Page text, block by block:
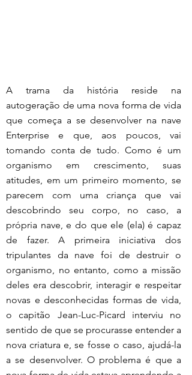
A trama da história reside na
autogeração de uma nova forma de vida
que começa a se desenvolver na nave
Enterprise e que, aos poucos, vai
tomando conta de tudo. Como é um
organismo em crescimento, suas
atitudes, em um primeiro momento, se
parecem com uma criança que vai
descobrindo seu corpo, no caso, a
própria nave, e do que ele (ela) é capaz
de fazer. A primeira iniciativa dos
tripulantes da nave foi de destruir o
organismo, no entanto, como a missão
deles era descobrir, interagir e respeitar
novas e desconhecidas formas de vida,
o capitão Jean-Luc-Picard interviu no
sentido de que se procurasse entender a
nova criatura e, se fosse o caso, ajudá-la
a se desenvolver. O problema é que a